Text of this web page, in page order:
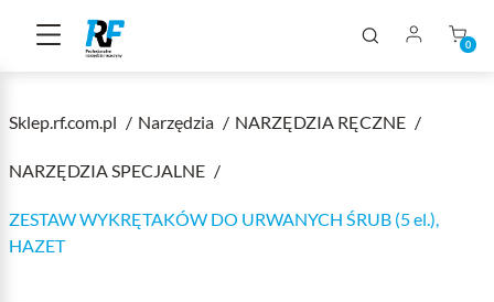
0
Sklep.rf.com.pl Narzędzia NARZĘDZIA RĘCZNE
NARZĘDZIA SPECJALNE
ZESTAW WYKRĘTAKÓW DO URWANYCH ŚRUB (5 el.),
HAZET